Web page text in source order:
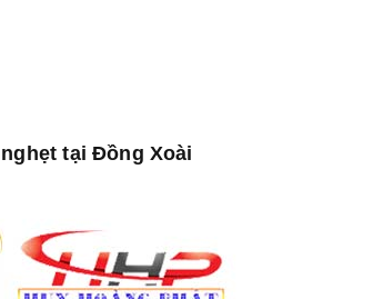
tại Đồng Xoài